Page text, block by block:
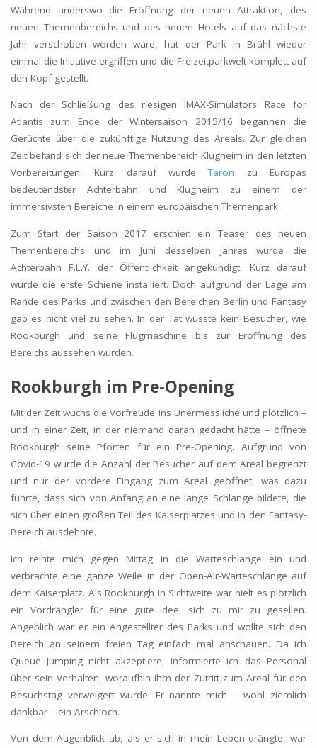
Während anderswo die Eröffnung der neuen Attraktion, des
neuen Themenbereichs und des neuen Hotels auf das nächste
Jahr verschoben worden wäre, hat der Park in Brühl wieder
einmal die Initiative ergriffen und die Freizeitparkwelt komplett auf
den Kopf gestellt.
Nach der Schließung des riesigen IMAX-Simulators Race for
Atlantis zum Ende der Wintersaison 2015/16 begannen die
Gerüchte über die zukünftige Nutzung des Areals. Zur gleichen
Zeit befand sich der neue Themenbereich Klugheim in den letzten
Vorbereitungen. Kurz darauf wurdeTaron zu Europas
bedeutendster Achterbahn und Klugheim zu einem der
immersivsten Bereiche in einem europäischen Themenpark.
Zum Start der Saison 2017 erschien ein Teaser des neuen
Themenbereichs und im Juni desselben Jahres wurde die
Achterbahn F.L.Y. der Öffentlichkeit angekündigt. Kurz darauf
wurde die erste Schiene installiert. Doch aufgrund der Lage am
Rande des Parks und zwischen den Bereichen Berlin und Fantasy
gab es nicht viel zu sehen. In der Tat wusste kein Besucher, wie
Rookburgh und seine Flugmaschine bis zur Eröffnung des
Bereichs aussehen würden.
Rookburgh im Pre-Opening
Mit der Zeit wuchs die Vorfreude ins Unermessliche und plötzlich –
und in einer Zeit, in der niemand daran gedacht hätte – öffnete
Rookburgh seine Pforten für ein Pre-Opening. Aufgrund von
Covid-19 wurde die Anzahl der Besucher auf dem Areal begrenzt
und nur der vordere Eingang zum Areal geöffnet, was dazu
führte, dass sich von Anfang an eine lange Schlange bildete, die
sich über einen großen Teil des Kaiserplatzes und in den Fantasy-
Bereich ausdehnte.
Ich reihte mich gegen Mittag in die Warteschlange ein und
verbrachte eine ganze Weile in der Open-Air-Warteschlange auf
dem Kaiserplatz. Als Rookburgh in Sichtweite war hielt es plötzlich
ein Vordrängler für eine gute Idee, sich zu mir zu gesellen.
Angeblich war er ein Angestellter des Parks und wollte sich den
Bereich an seinem freien Tag einfach mal anschauen. Da ich
Queue Jumping nicht akzeptiere, informierte ich das Personal
über sein Verhalten, woraufhin ihm der Zutritt zum Areal für den
Besuchstag verweigert wurde. Er nannte mich – wohl ziemlich
dankbar – ein Arschloch.
Von dem Augenblick ab, als er sich in mein Leben drängte, war